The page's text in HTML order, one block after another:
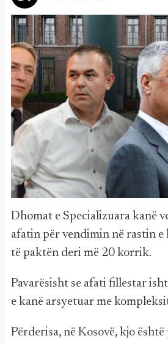
Dhomat e Specializuara kanë
afatin për vendimin në rastin e
të paktën deri më 20 korrik.
Pavarësisht se afati fillestar
e kanë arsyetuar me
Përderisa, në Kosovë, kjo